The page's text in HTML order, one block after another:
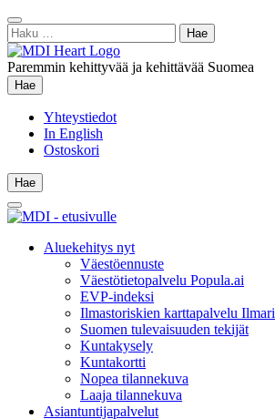
Siirry
sisältöön
Sulje
hae
Haku:
Paremmin kehittyvää ja kehittävää Suomea
Hae
Hae
Yhteystiedot
In English
Ostoskori
Hae
Hae
Main
Menu
Aluekehitys nyt
Väestöennuste
Väestötietopalvelu Popula.ai
EVP-indeksi
Ilmastoriskien karttapalvelu Ilmari
Suomen tulevaisuuden tekijät
Kuntakysely
Kuntakortti
Nopea tilannekuva
Laaja tilannekuva
Asiantuntijapalvelut